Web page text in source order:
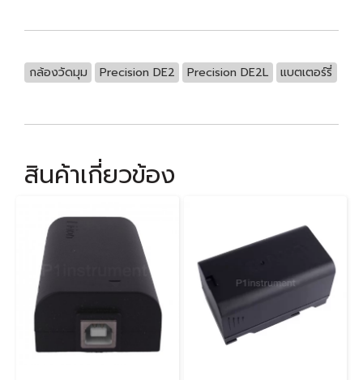
กล้องวัดมุม Precision DE2 Precision DE2L แบตเตอร์รี่
สินค้าเกี่ยวข้อง